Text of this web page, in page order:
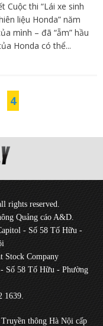
Cuộc thi “Lái xe sinh
liệu Honda” năm
mình – đã “ẵm” hầu
Honda có thể...
4
reserved.
Quảng cáo A&D.
- Số 58 Tố Hữu -
Stock Company
Số 58 Tố Hữu - Phường
1639.
thông Hà Nội cấp